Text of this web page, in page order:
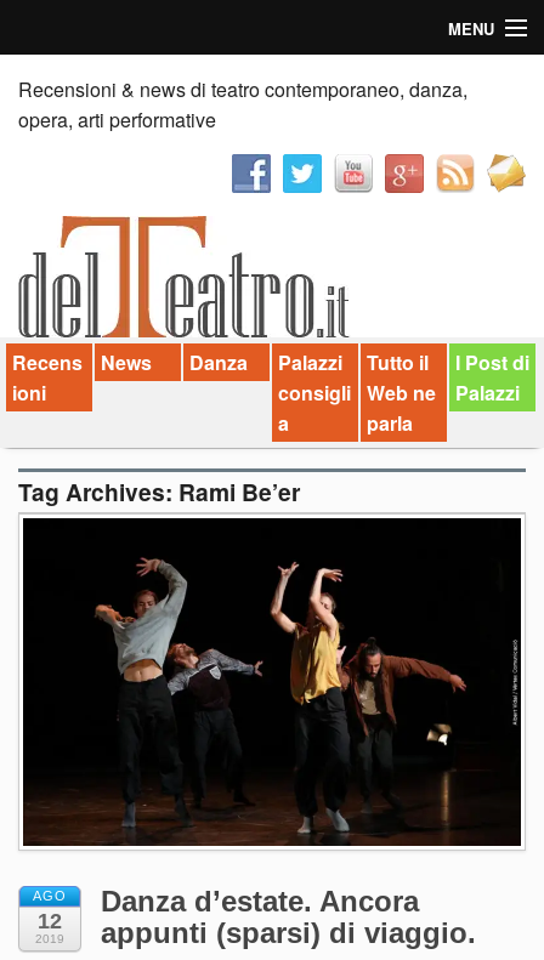
MENU
Home
Recensioni
News
Palazzi consiglia
Video
Chi siamo
Contatti
Recensioni & news di teatro contemporaneo, danza,
opera, arti performative
Recens
ioni
News Danza
Palazzi
consigli
a
Tutto il
Web ne
parla
I Post di
Palazzi
Tag Archives: Rami Be’er
AGO
12
2019
Danza d’estate. Ancora
appunti (sparsi) di viaggio.